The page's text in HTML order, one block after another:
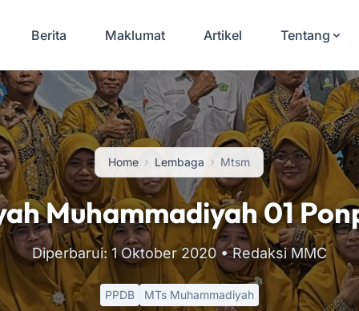
Berita Maklumat Artikel Tentang
Home Lembaga Mtsm
Muhammadiyah 01
Diperbarui: 1 Oktober 2020 • Redaksi MMC
PPDB MTs Muhammadiyah